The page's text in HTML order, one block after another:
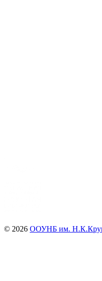
© 2026 ООУНБ им.